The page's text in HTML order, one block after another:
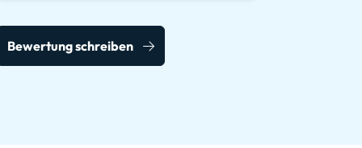
Bewertung schreiben